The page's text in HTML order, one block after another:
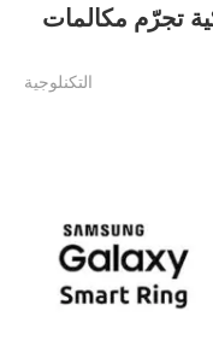
تجرّم مكالمات
التكنلوجية